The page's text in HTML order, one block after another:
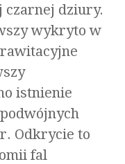
czarnej dziury.
wykryto w
istnienie
Odkrycie to
fal